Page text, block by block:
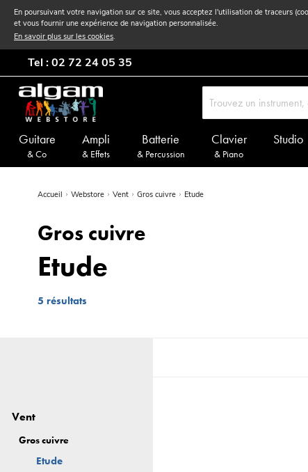
En poursuivant votre navigation sur ce site, vous acceptez l'utilisation de traceurs
et vous fournir une expérience de navigation personnalisée.
En savoir plus sur les cookies.
Tel : 02 72 24 05 35
Guitare
& Co
Ampli
& Effets
Batterie
& Percussion
Clavier
& Piano
Studio
Accueil Webstore Vent Gros cuivre Etude
Gros cuivre
Etude
5 résultats
Vent
Gros cuivre
Etude